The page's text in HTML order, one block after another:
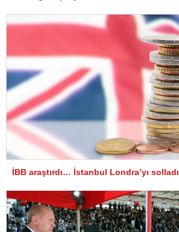
İBB araştırdı… İstanbul Londra’yı solladı